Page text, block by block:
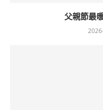
父親節最